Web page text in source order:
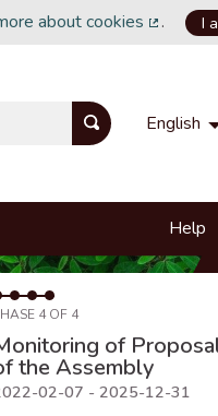
about cookies . I
English
Help
4 OF 4
of
the Assembly
02-07 - 2025-12-31